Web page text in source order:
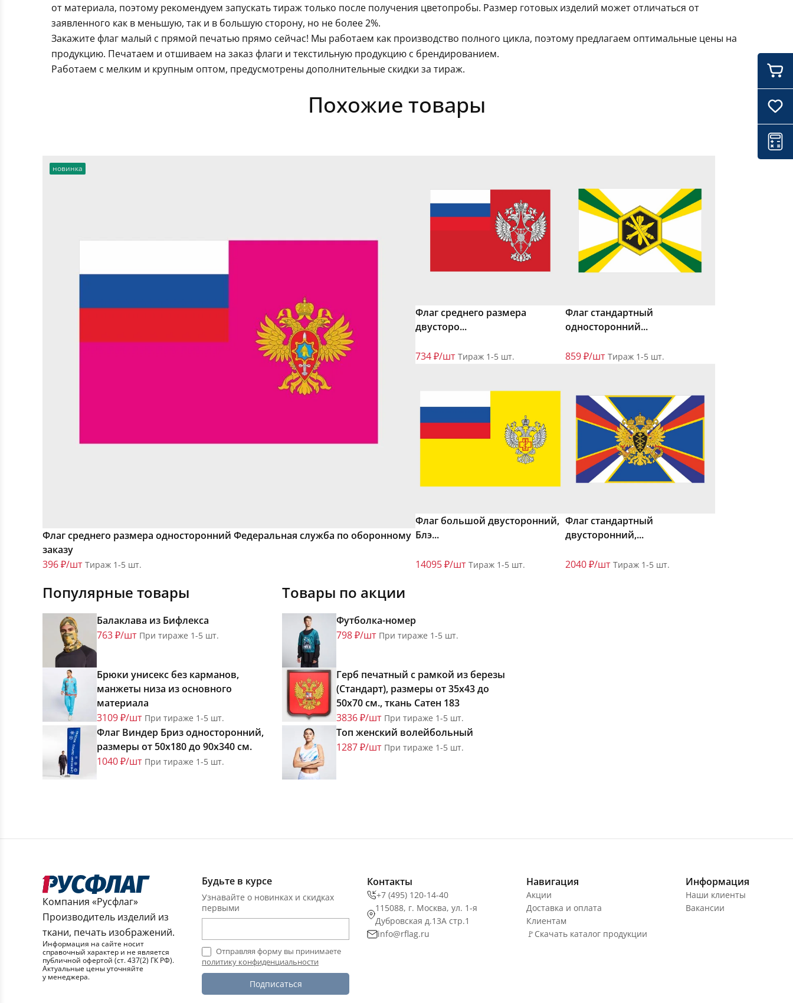
от материала, поэтому рекомендуем запускать тираж только после получения цветопробы. Размер готовых изделий может отличаться от
заявленного как в меньшую, так и в большую сторону, но не более 2%.
Закажите флаг малый с прямой печатью прямо сейчас! Мы работаем как производство полного цикла, поэтому предлагаем оптимальные цены на
продукцию. Печатаем и отшиваем на заказ флаги и текстильную продукцию с брендированием.
Работаем с мелким и крупным оптом, предусмотрены дополнительные скидки за тираж.
Похожие товары
новинка
Флаг среднего размера односторонний Федеральная служба по оборонному
заказу
396 ₽/шт Тираж 1-5 шт.
Флаг среднего размера
двусторо...
734 ₽/шт Тираж 1-5 шт.
Флаг стандартный
односторонний...
859 ₽/шт Тираж 1-5 шт.
Флаг большой двусторонний,
Блэ...
14095 ₽/шт Тираж 1-5 шт.
Флаг стандартный
двусторонний,...
2040 ₽/шт Тираж 1-5 шт.
Популярные товары
Балаклава из Бифлекса
763 ₽/шт При тираже 1-5 шт.
Брюки унисекс без карманов,
манжеты низа из основного
материала
3109 ₽/шт При тираже 1-5 шт.
Флаг Виндер Бриз односторонний,
размеры от 50х180 до 90х340 см.
1040 ₽/шт При тираже 1-5 шт.
Товары по акции
Футболка-номер
798 ₽/шт При тираже 1-5 шт.
Герб печатный с рамкой из березы
(Стандарт), размеры от 35х43 до
50х70 см., ткань Сатен 183
3836 ₽/шт При тираже 1-5 шт.
Топ женский волейбольный
1287 ₽/шт При тираже 1-5 шт.
Компания «Русфлаг»
Производитель изделий из
ткани, печать изображений.
Информация на сайте носит
справочный характер и не является
публичной офертой (ст. 437(2) ГК РФ).
Актуальные цены уточняйте
у менеджера.
Будьте в курсе
Узнавайте о новинках и скидках
первыми
Отправляя форму вы принимаете
политику конфиденциальности
Подписаться
Контакты
+7 (495) 120-14-40
115088, г. Москва, ул. 1-я
Дубровская д.13А стр.1
info@rflag.ru
Навигация
Акции
Доставка и оплата
Клиентам
🚩Скачать каталог продукции
Информация
Наши клиенты
Вакансии